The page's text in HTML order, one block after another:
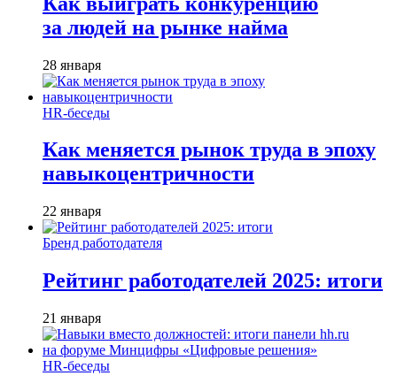
за людей на рынке найма
28 января
HR-беседы
Как меняется рынок труда в эпоху
навыкоцентричности
22 января
Бренд работодателя
Рейтинг работодателей 2025: итоги
21 января
HR-беседы